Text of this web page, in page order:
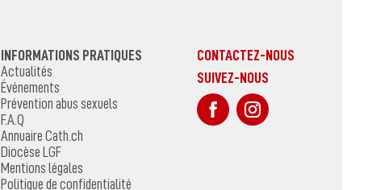
INFORMATIONS PRATIQUES
Actualités
Événements
Prévention abus sexuels
F.A.Q
Annuaire Cath.ch
Diocèse LGF
Mentions légales
Politique de confidentialité
CONTACTEZ-NOUS
SUIVEZ-NOUS
sur Facebook